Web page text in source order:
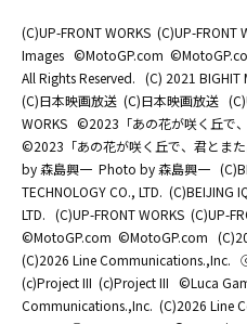
(C)UP-FRONT WORKS (C)UP-FRONT
Images ©MotoGP.com
All Rights Reserved. (C) 2021 BIGHIT
(C)日本映画放送 (C)日本映画放送
WORKS ©2023「あの花が咲く丘で
©2023「あの花が咲く丘で、君とま
by 森島興一 Photo by 森島興一
TECHNOLOGY CO., LTD. (C)BEIJING
LTD. (C)UP-FRONT WORKS (C)UP-
©MotoGP.com ©MotoGP.com
(C)2026 Line Communications.,Inc.
(c)Project III (c)Project III ©Luca
Communications.,Inc. (C)2026 Line